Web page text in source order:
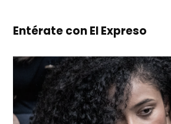
Entérate con El Expreso